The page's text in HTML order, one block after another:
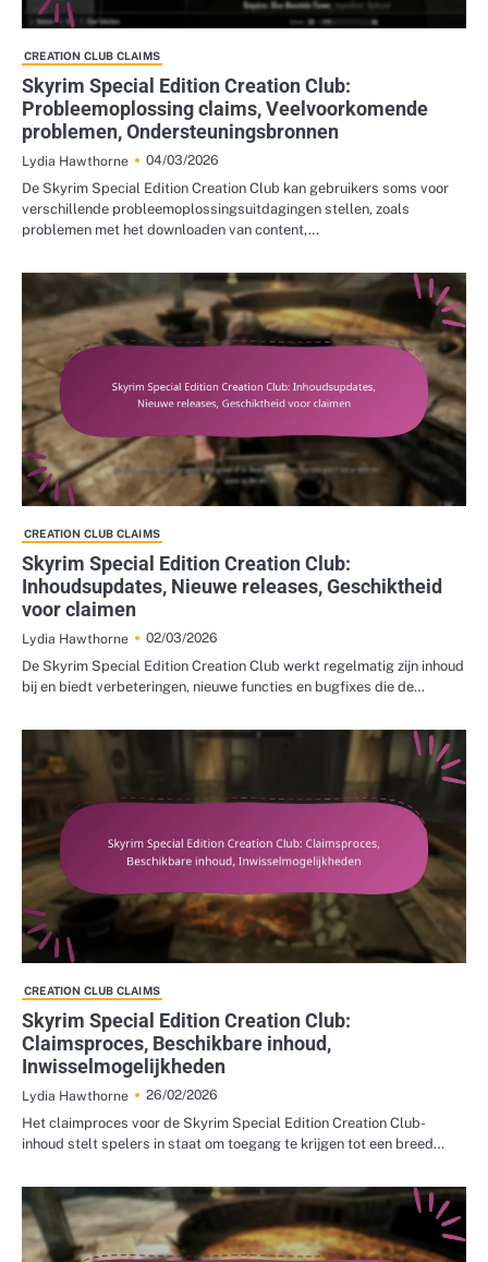
CREATION CLUB CLAIMS
Skyrim Special Edition Creation Club:
Probleemoplossing claims, Veelvoorkomende
problemen, Ondersteuningsbronnen
Lydia Hawthorne
04/03/2026
De Skyrim Special Edition Creation Club kan gebruikers soms voor
verschillende probleemoplossingsuitdagingen stellen, zoals
problemen met het downloaden van content,…
CREATION CLUB CLAIMS
Skyrim Special Edition Creation Club:
Inhoudsupdates, Nieuwe releases, Geschiktheid
voor claimen
Lydia Hawthorne
02/03/2026
De Skyrim Special Edition Creation Club werkt regelmatig zijn inhoud
bij en biedt verbeteringen, nieuwe functies en bugfixes die de…
CREATION CLUB CLAIMS
Skyrim Special Edition Creation Club:
Claimsproces, Beschikbare inhoud,
Inwisselmogelijkheden
Lydia Hawthorne
26/02/2026
Het claimproces voor de Skyrim Special Edition Creation Club-
inhoud stelt spelers in staat om toegang te krijgen tot een breed…